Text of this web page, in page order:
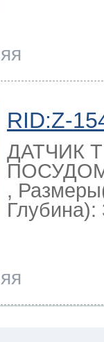
RID:Z-
ДАТЧИК
,
Глубина):